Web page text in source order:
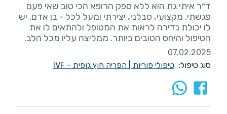
ד״ר איתי גת הוא ללא ספק הרופא הכי טוב שאי פעם
פגשתי. מקצועי, סבלני, יצירתי ומעל לכל - בן אדם. יש
לו יכולת נדירה לראות את המטופל ולהתאים לו את
הטיפול והיחס הטובים ביותר. ממליצה עליו מכל הלב.
07.02.2025
סוג טיפול: טיפולי פוריות הפריה חוץ גופית - IVF